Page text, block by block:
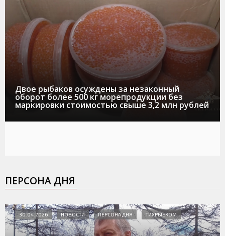
Двое рыбаков осуждены за незаконный
оборот более 500 кг морепродукции без
маркировки стоимостью свыше 3,2 млн рублей
ПЕРСОНА ДНЯ
30.04.2026 НОВОСТИ ПЕРСОНА ДНЯ ТИХРЫБКОМ